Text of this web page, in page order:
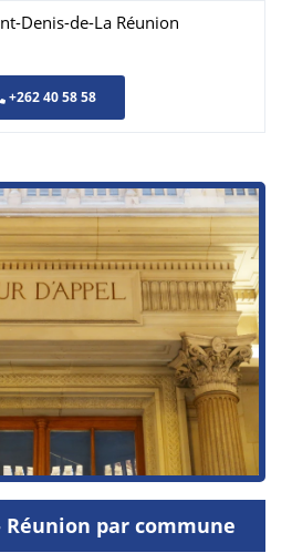
Denis-de-La Réunion
+262 40 58 58
Réunion par commune